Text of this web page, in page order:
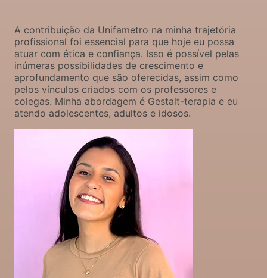
A contribuição da Unifametro na minha trajetória
profissional foi essencial para que hoje eu possa
atuar com ética e confiança. Isso é possível pelas
inúmeras possibilidades de crescimento e
aprofundamento que são oferecidas, assim como
pelos vínculos criados com os professores e
colegas. Minha abordagem é Gestalt-terapia e eu
atendo adolescentes, adultos e idosos.